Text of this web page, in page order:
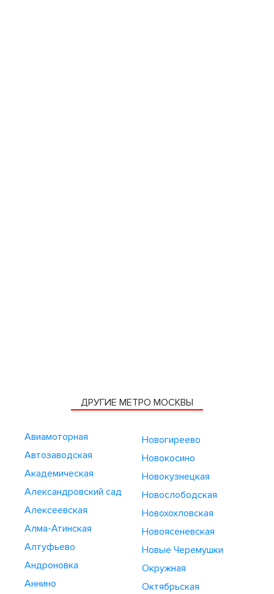
ДРУГИЕ МЕТРО МОСКВЫ
Авиамоторная
Автозаводская
Академическая
Александровский сад
Алексеевская
Алма-Атинская
Алтуфьево
Андроновка
Аннино
Новогиреево
Новокосино
Новокузнецкая
Новослободская
Новохохловская
Новоясеневская
Новые Черемушки
Окружная
Октябрьская